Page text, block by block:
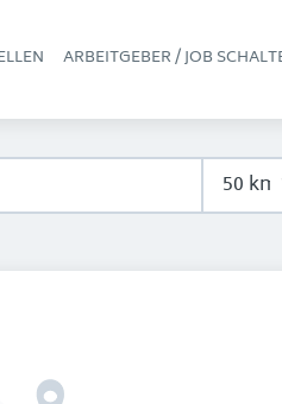
Haupt-Navigation
ARBEITGEBER / JOB